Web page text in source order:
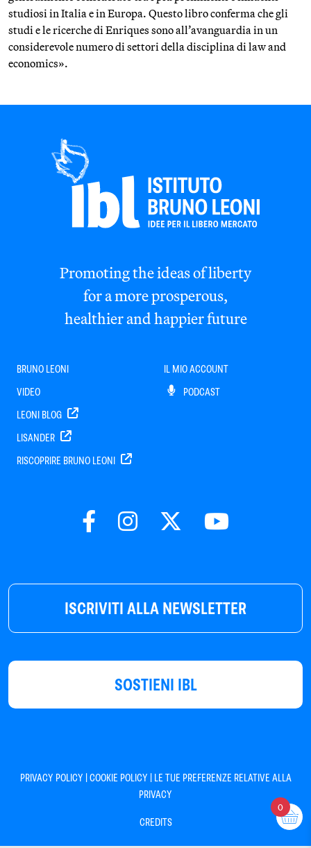
studiosi in Italia e in Europa. Questo libro conferma che gli
studi e le ricerche di Enriques sono all’avanguardia in un
considerevole numero di settori della disciplina di law and
economics».
ISCRIVITI ALLA NEWSLETTER
SOSTIENI IBL
Promoting the ideas of liberty
for a more prosperous,
healthier and happier future
BRUNO LEONI
VIDEO
LEONI BLOG
LISANDER
RISCOPRIRE BRUNO LEONI
IL MIO ACCOUNT
PODCAST
PRIVACY POLICY |COOKIE POLICY | LE TUE PREFERENZE RELATIVE ALLA
PRIVACY
CREDITS
0